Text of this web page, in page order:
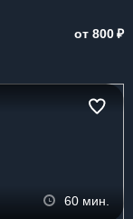
от 800₽
60 мин.